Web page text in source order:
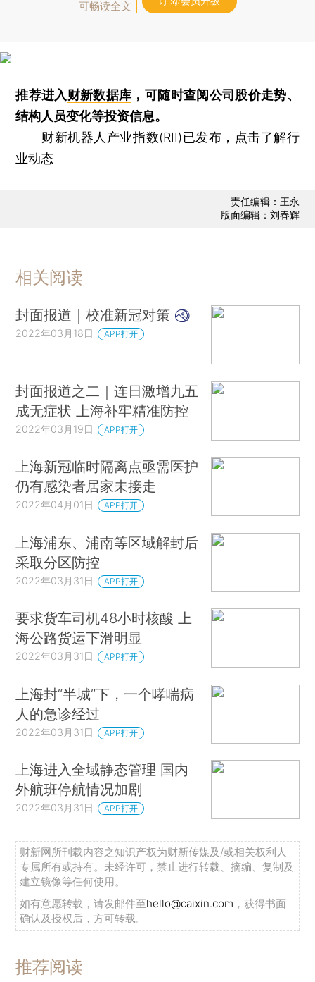
可畅读全文
推荐进入财新数据库 ，可随时查阅公司股价走势、
结构人员变化等投资信息。
财新机器人产业指数(RII)已发布， 点击了解行
业动态
责任编辑：王永
版面编辑：刘春辉
相关阅读
封面报道｜校准新冠对策
2022年03月18日 APP打开
封面报道之二｜连日激增九五
成无症状 上海补牢精准防控
2022年03月19日 APP打开
上海新冠临时隔离点亟需医护
仍有感染者居家未接走
2022年04月01日 APP打开
上海浦东、浦南等区域解封后
采取分区防控
2022年03月31日 APP打开
要求货车司机48小时核酸 上
海公路货运下滑明显
2022年03月31日 APP打开
上海封“半城”下，一个哮喘病
人的急诊经过
2022年03月31日 APP打开
上海进入全域静态管理 国内
外航班停航情况加剧
2022年03月31日 APP打开
财新网所刊载内容之知识产权为财新传媒及/或相关权利人
专属所有或持有。未经许可，禁止进行转载、摘编、复制及
建立镜像等任何使用。
如有意愿转载，请发邮件至hello@caixin.com ，获得书面
确认及授权后，方可转载。
推荐阅读